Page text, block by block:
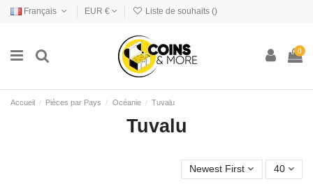
Français EUR € Liste de souhaits ()
0
Accueil Pièces par Pays Océanie Tuvalu
Tuvalu
Newest First 40